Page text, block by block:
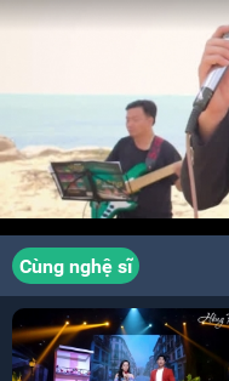
Cùng nghệ sĩ